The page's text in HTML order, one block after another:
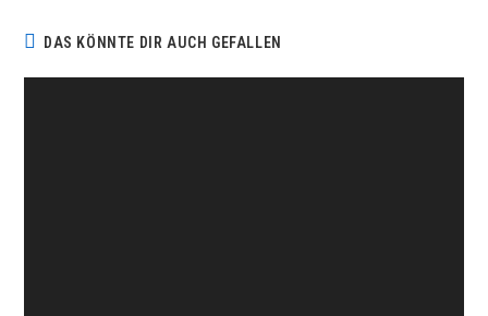
DAS KÖNNTE DIR AUCH GEFALLEN